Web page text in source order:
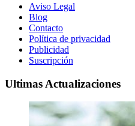
Aviso Legal
Blog
Contacto
Política de privacidad
Publicidad
Suscripción
Ultimas Actualizaciones